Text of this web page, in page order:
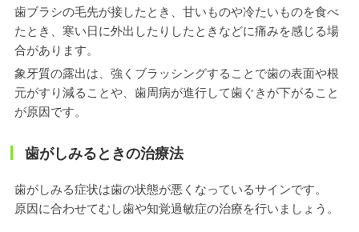
歯ブラシの毛先が接したとき、甘いものや冷たいものを食べ
たとき、寒い日に外出したりしたときなどに痛みを感じる場
合があります。
象牙質の露出は、強くブラッシングすることで歯の表面や根
元がすり減ることや、歯周病が進行して歯ぐきが下がること
が原因です。
歯がしみるときの治療法
歯がしみる症状は歯の状態が悪くなっているサインです。
原因に合わせてむし歯や知覚過敏症の治療を行いましょう。